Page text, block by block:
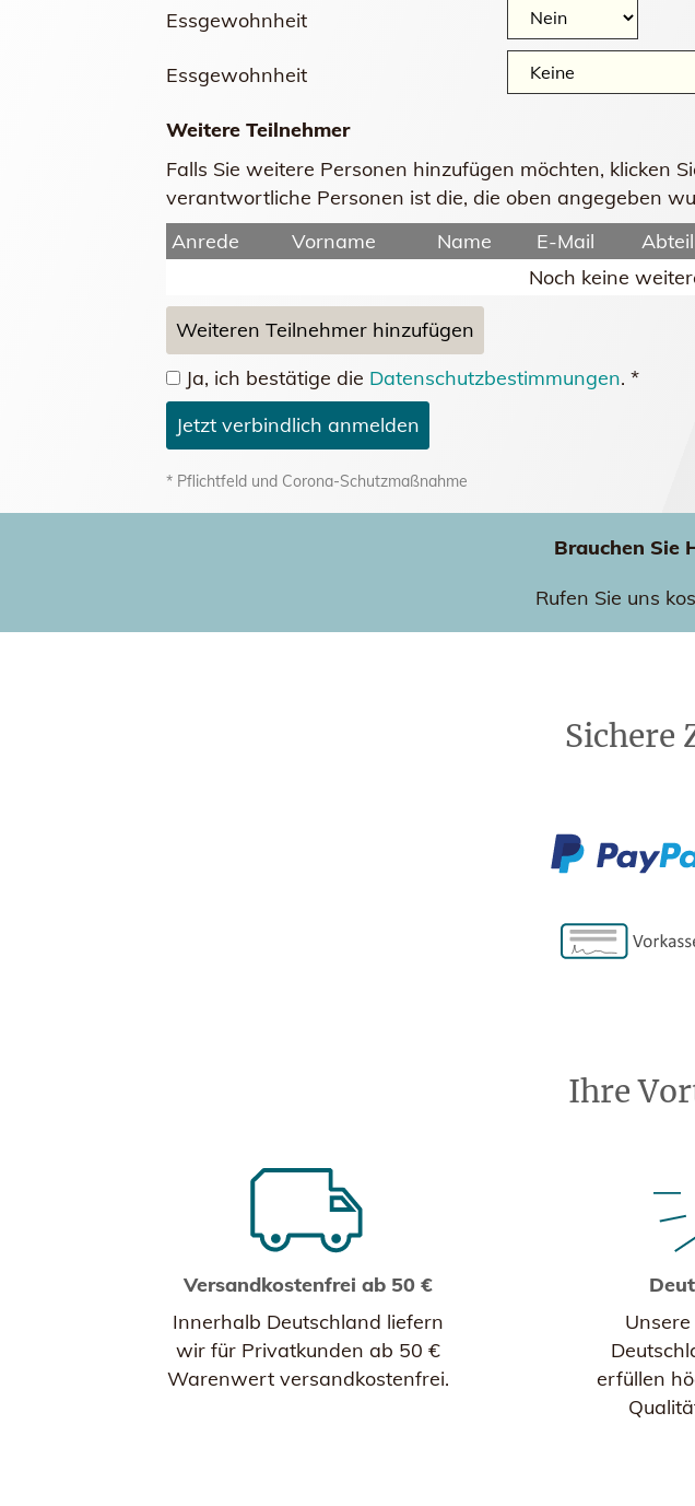
Essgewohnheit
Essgewohnheit
Weitere Teilnehmer
Falls Sie weitere Personen hinzufügen möchten, klicken
verantwortliche Personen ist die, die oben angegeben
Anrede
Vorname Name E-Mail
Noch keine
Weiteren Teilnehmer hinzufügen
Ja, ich bestätige die Datenschutzbestimmungen. *
Jetzt verbindlich anmelden
* Pflichtfeld und Corona-Schutzmaßnahme
Brauchen Sie
Rufen Sie uns
Sichere
Ihre
Versandkostenfrei ab 50 €
Innerhalb Deutschland liefern
wir für Privatkunden ab 50 €
Warenwert versandkostenfrei.
erfüllen